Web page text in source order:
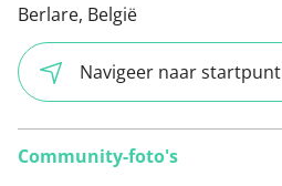
Berlare, België
Navigeer naar startpunt
Community-foto's